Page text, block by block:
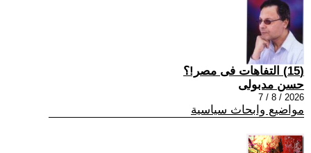
(15) التفاهات فى مصر!؟
حسن مدبولى
2026 / 8 / 7
مواضيع وابحاث سياسية